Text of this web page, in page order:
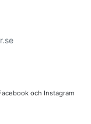
och Instagram